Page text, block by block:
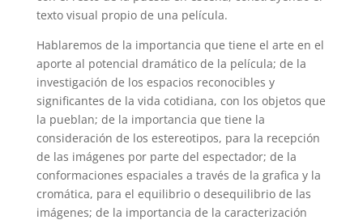
texto visual propio de una película.
Hablaremos de la importancia que tiene el arte en el
aporte al potencial dramático de la película; de la
investigación de los espacios reconocibles y
significantes de la vida cotidiana, con los objetos que
la pueblan; de la importancia que tiene la
consideración de los estereotipos, para la recepción
de las imágenes por parte del espectador; de la
conformaciones espaciales a través de la grafica y la
cromática, para el equilibrio o desequilibrio de las
imágenes; de la importancia de la caracterización